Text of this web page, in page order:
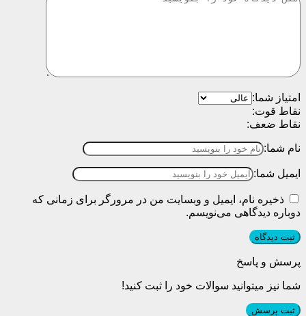
امتیاز شما:
نقاط قوت:
نقاط ضعف:
نام شما:
ایمیل شما:
ذخیره نام، ایمیل و وبسایت من در مرورگر برای زمانی که
دوباره دیدگاهی می‌نویسم.
پرسش و پاسخ
شما نیز میتوانید سوالات خود را ثبت کنید!
ثبت پرسش